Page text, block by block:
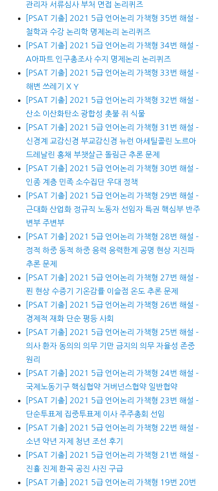
관리자 서류심사 부처 면접 논리퀴즈
[PSAT 기출] 2021 5급 언어논리 가책형 35번 해설 –
철학과 수강 논리학 명제논리 논리퀴즈
[PSAT 기출] 2021 5급 언어논리 가책형 34번 해설 –
A아파트 인구총조사 수지 명제논리 논리퀴즈
[PSAT 기출] 2021 5급 언어논리 가책형 33번 해설 –
해변 쓰레기 X Y
[PSAT 기출] 2021 5급 언어논리 가책형 32번 해설 –
산소 이산화탄소 광합성 촛불 쥐 식물
[PSAT 기출] 2021 5급 언어논리 가책형 31번 해설 –
신경계 교감신경 부교감신경 뉴런 아세틸콜린 노르아
드레날린 홍채 부챗살근 돌림근 추론 문제
[PSAT 기출] 2021 5급 언어논리 가책형 30번 해설 –
인종 계층 민족 소수집단 우대 정책
[PSAT 기출] 2021 5급 언어논리 가책형 29번 해설 –
근대화 산업화 정규직 노동자 선임자 특권 핵심부 반주
변부 주변부
[PSAT 기출] 2021 5급 언어논리 가책형 28번 해설 –
정적 하중 동적 하중 응력 응력한계 공명 현상 지진파
추론 문제
[PSAT 기출] 2021 5급 언어논리 가책형 27번 해설 –
푄 현상 수증기 기온감률 이슬점 온도 추론 문제
[PSAT 기출] 2021 5급 언어논리 가책형 26번 해설 –
경제적 재화 단순 평등 사회
[PSAT 기출] 2021 5급 언어논리 가책형 25번 해설 –
의사 환자 동의의 의무 기만 금지의 의무 자율성 존중
원리
[PSAT 기출] 2021 5급 언어논리 가책형 24번 해설 –
국제노동기구 핵심협약 거버넌스협약 일반협약
[PSAT 기출] 2021 5급 언어논리 가책형 23번 해설 –
단순투표제 집중투표제 이사 주주총회 선임
[PSAT 기출] 2021 5급 언어논리 가책형 22번 해설 –
소년 약년 자제 청년 조선 후기
[PSAT 기출] 2021 5급 언어논리 가책형 21번 해설 –
진휼 진제 환곡 공진 사진 구급
[PSAT 기출] 2021 5급 언어논리 가책형 19번 20번